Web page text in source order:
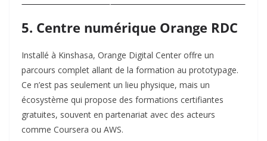
5. Centre numérique Orange RDC
Installé à Kinshasa, Orange Digital Center offre un
parcours complet allant de la formation au prototypage.
Ce n’est pas seulement un lieu physique, mais un
écosystème qui propose des formations certifiantes
gratuites, souvent en partenariat avec des acteurs
comme Coursera ou AWS.